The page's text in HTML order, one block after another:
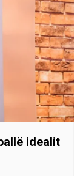
idealit